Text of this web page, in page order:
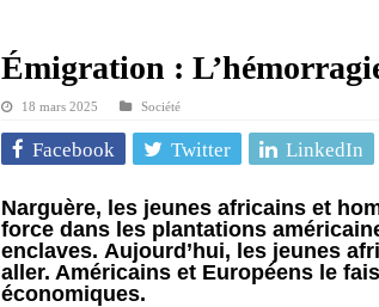
Émigration :
18 mars 2025 Société
Facebook Twitter LinkedIn
Narguère, les jeunes africains et
force dans les plantations
enclaves. Aujourd’hui, les jeunes
aller. Américains et Européens le
économiques.